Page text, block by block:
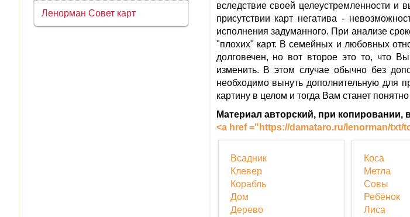
Ленорман Совет карт
вследствие своей целеустремленности
присутствии карт негатива -
исполнения задуманного. При анализе
"плохих" карт. В семейных и любовных
долговечен, но вот второе это то, что
изменить. В этом случае обычно без
необходимо вынуть дополнительную для
картину в целом и тогда Вам станет
Материал авторский, при копировании,
<a href ="https://damataro.ru/lenorman/txt/
Всадник
Клевер
Корабль
Дом
Дерево
Коса
Метла
Совы
Ребёнок
Лиса